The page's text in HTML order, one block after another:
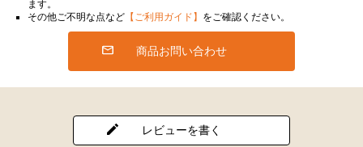
ます。
その他ご不明な点など 【ご利用ガイド】 をご確認ください。
商品お問い合わせ
レビューを書く